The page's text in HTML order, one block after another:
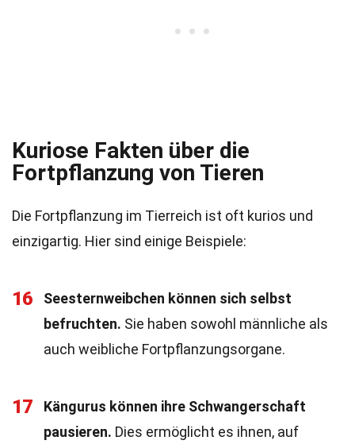
Kuriose Fakten über die
Fortpflanzung von Tieren
Die Fortpflanzung im Tierreich ist oft kurios und
einzigartig. Hier sind einige Beispiele:
16
Seesternweibchen können sich selbst
befruchten. Sie haben sowohl männliche als
auch weibliche Fortpflanzungsorgane.
17
Kängurus können ihre Schwangerschaft
pausieren. Dies ermöglicht es ihnen, auf